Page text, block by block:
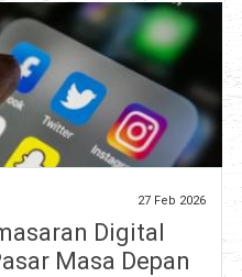
27 Feb 2026
Digital
Masa Depan